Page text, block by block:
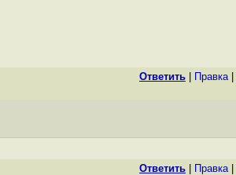
Ответить Правка|
Ответить Правка|